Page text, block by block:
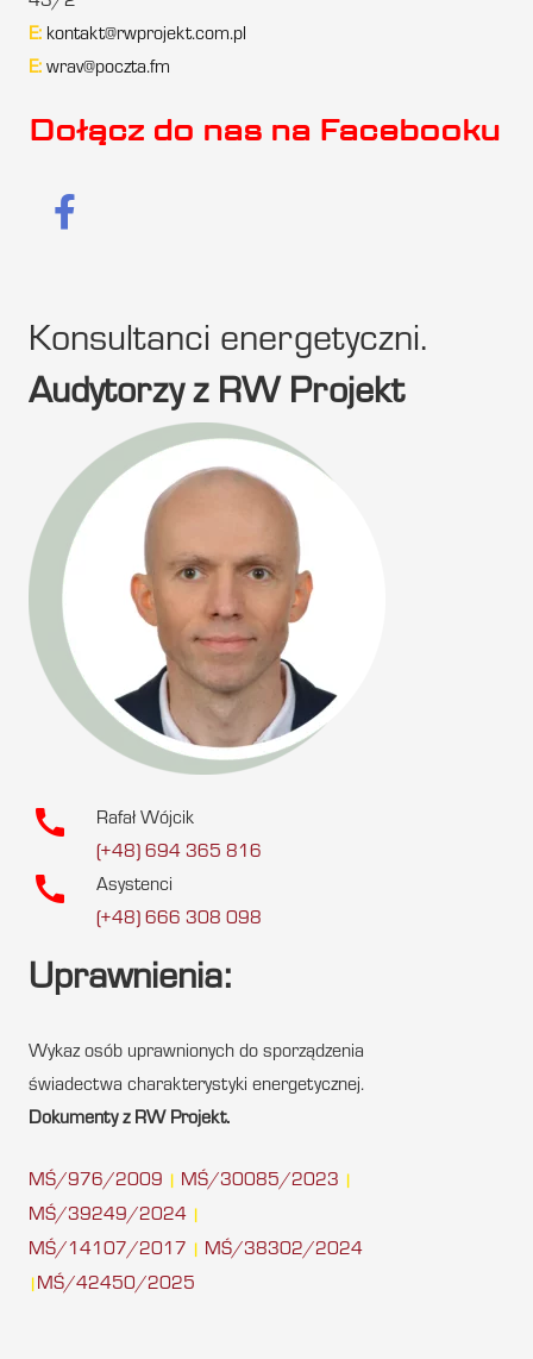
E: kontakt@rwprojekt.com.pl
E: wrav@poczta.fm
Dołącz do nas na Facebooku
Konsultanci energetyczni.
Audytorzy z RW Projekt
call
Rafał Wójcik
(+48) 694 365 816
call
Asystenci
(+48) 666 308 098
Uprawnienia:
Wykaz osób uprawnionych do sporządzenia
świadectwa charakterystyki energetycznej.
Dokumenty z RW Projekt.
MŚ/976/2009 MŚ/30085/2023
MŚ/39249/2024
MŚ/14107/2017 MŚ/38302/2024
MŚ/42450/2025